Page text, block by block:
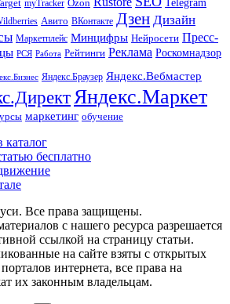
myTracker Ozon Telegram
Авито ВКонтакте Дзен Дизайн
Маркетплейс Минцифры Нейросети Пресс-
РСЯ Работа Рейтинги Реклама Роскомнадзор
Яндекс.Браузер Яндекс.Вебмастер
Яндекс.Маркет
маркетинг обучение
каталог
бесплатно
Все права защищены.
с нашего ресурса разрешается
ссылкой на страницу статьи.
на сайте взяты с открытых
интернета, все права на
их законным владельцам.